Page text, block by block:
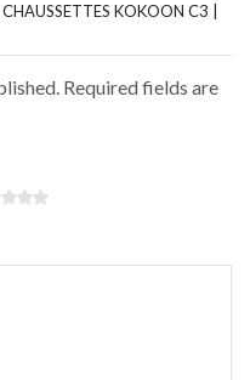
KOKOON C3 |
Required fields are